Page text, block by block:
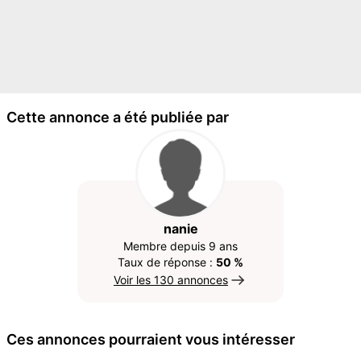
Cette annonce a été publiée par
nanie
Membre depuis 9 ans
Taux de réponse : 50 %
Voir les 130 annonces
Ces annonces pourraient vous intéresser